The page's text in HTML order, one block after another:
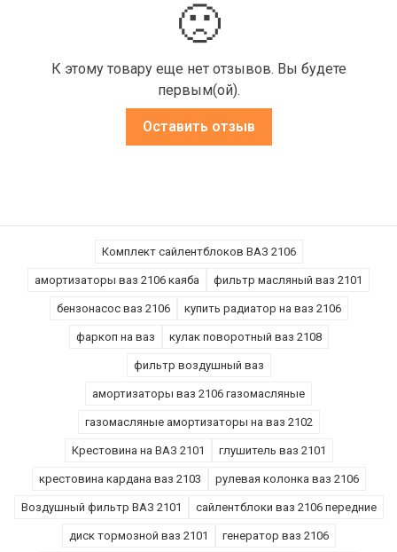
🙁
К этому товару еще нет отзывов. Вы будете
первым(ой).
Оставить отзыв
Комплект сайлентблоков ВАЗ 2106
амортизаторы ваз 2106 каяба фильтр масляный ваз 2101
бензонасос ваз 2106 купить радиатор на ваз 2106
фаркоп на ваз кулак поворотный ваз 2108
фильтр воздушный ваз
амортизаторы ваз 2106 газомасляные
газомасляные амортизаторы на ваз 2102
Крестовина на ВАЗ 2101 глушитель ваз 2101
крестовина кардана ваз 2103 рулевая колонка ваз 2106
Воздушный фильтр ВАЗ 2101 сайлентблоки ваз 2106 передние
диск тормозной ваз 2101 генератор ваз 2106